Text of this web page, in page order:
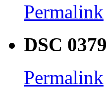
Permalink
DSC 0379
Permalink